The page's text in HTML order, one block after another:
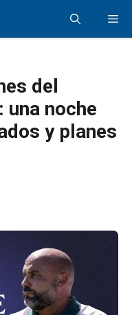
del
una noche
y planes